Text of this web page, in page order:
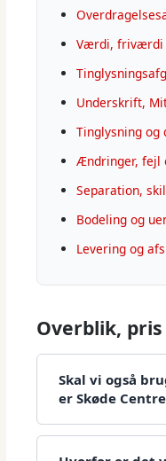
Værdi, friværdi
Underskrift,
Tinglysning og
Ændringer, fejl
Separation,
Bodeling og
Levering og
Overblik,
Skal vi også
er Skøde